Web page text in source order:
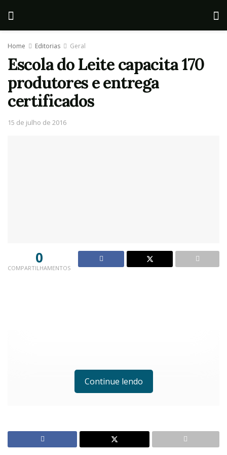
Home Editorias Geral
Escola do Leite capacita 170
produtores e entrega
certificados
15 de julho de 2016
0
COMPARTILHAMENTOS
?Formandos totalizaram 170 pessoas que
Continue lendo